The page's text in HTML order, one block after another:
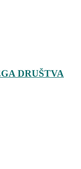
DRUŠTVA